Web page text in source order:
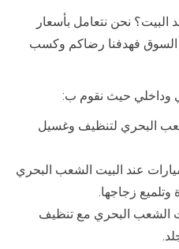
نحن نتعامل بأسعار
السوق فهدفنا رضاكم وكسب
وداخلي حيث نقوم ب:
البحري لتنظيف وغسيل
عند البيت الشعب البحري
زجاجها.
الشعب البحري مع تنظيف